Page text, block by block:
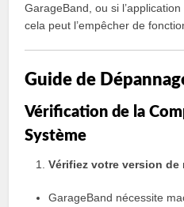
GarageBand, ou si
cela peut l’empêcher de
Guide de
Vérification de la
Système
Vérifiez votre version de
GarageBand nécessite